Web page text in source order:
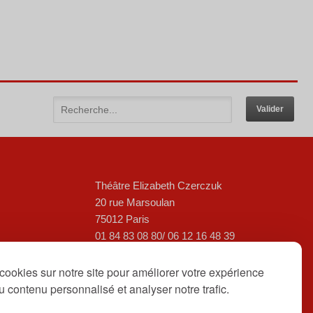
sur notre site pour améliorer votre expérience
contenu personnalisé et analyser notre trafic.
Théâtre Elizabeth Czerczuk
20 rue Marsoulan
75012 Paris
01 84 83 08 80/ 06 12 16 48 39